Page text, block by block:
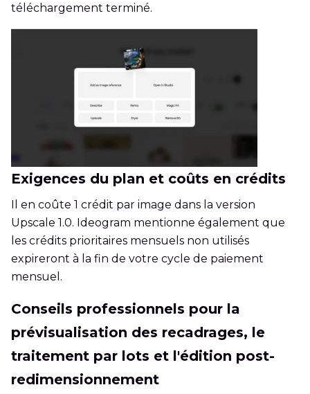
téléchargement terminé.
Exigences du plan et coûts en crédits
Il en coûte 1 crédit par image dans la version
Upscale 1.0. Ideogram mentionne également que
les crédits prioritaires mensuels non utilisés
expireront à la fin de votre cycle de paiement
mensuel.
Conseils professionnels pour la
prévisualisation des recadrages, le
traitement par lots et l'édition post-
redimensionnement